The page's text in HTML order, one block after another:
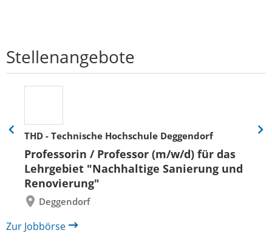
Stellenangebote
THD - Technische Hochschule Deggendorf
Professorin / Professor (m/w/d) für das
Lehrgebiet "Nachhaltige Sanierung und
Renovierung"
Deggendorf
Eine
zurück
Eine
Zur Jobbörse